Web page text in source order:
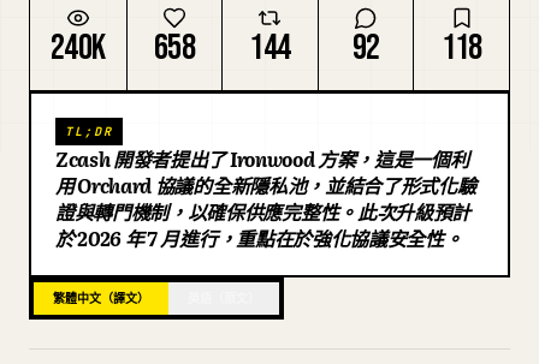
定價
下載
部落格
更新
240K 658 144 92 118
TL;DR
Zcash 開發者提出了 Ironwood 方案，這是一個利
用 Orchard 協議的全新隱私池，並結合了形式化驗
證與轉門機制，以確保供應完整性。此次升級預計
於 2026 年 7 月進行，重點在於強化協議安全性。
繁體中文（譯文）